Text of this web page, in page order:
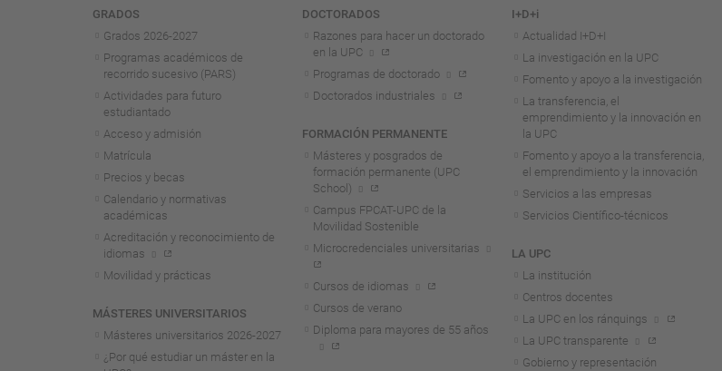
Navegación
GRADOS
Grados 2026-2027
Programas académicos de
recorrido sucesivo (PARS)
Actividades para futuro
estudiantado
Acceso y admisión
Matrícula
Precios y becas
Calendario y normativas
académicas
Acreditación y reconocimiento de
idiomas
Movilidad y prácticas
MÁSTERES UNIVERSITARIOS
Másteres universitarios 2026-2027
¿Por qué estudiar un máster en la
DOCTORADOS
Razones para hacer un doctorado
en la UPC
Programas de doctorado
Doctorados industriales
FORMACIÓN PERMANENTE
Másteres y posgrados de
formación permanente (UPC
School)
Campus FPCAT-UPC de la
Movilidad Sostenible
Microcredenciales universitarias
Cursos de idiomas
Cursos de verano
Diploma para mayores de 55 años
I+D+i
Actualidad I+D+I
La investigación en la UPC
Fomento y apoyo a la investigación
La transferencia, el
emprendimiento y la innovación en
la UPC
Fomento y apoyo a la transferencia,
el emprendimiento y la innovación
Servicios a las empresas
Servicios Científico-técnicos
LA UPC
La institución
Centros docentes
La UPC en los ránquings
La UPC transparente
Gobierno y representación